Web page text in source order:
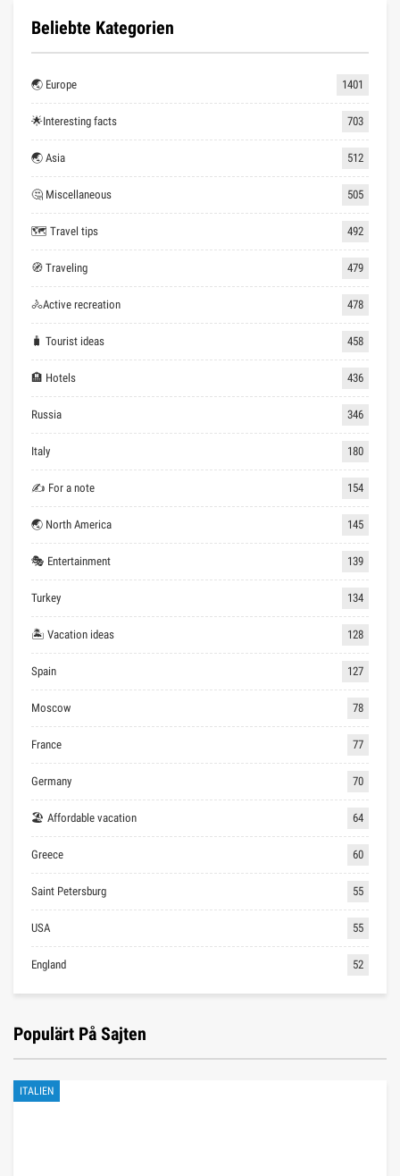
Beliebte Kategorien
🌏 Europe 1401
🌟Interesting facts 703
🌏 Asia 512
🤔 Miscellaneous 505
🗺 Travel tips 492
🧭 Traveling 479
🚴Active recreation 478
🧳 Tourist ideas 458
🏨 Hotels 436
Russia 346
Italy 180
✍ For a note 154
🌏 North America 145
🎭 Entertainment 139
Turkey 134
🏝 Vacation ideas 128
Spain 127
Moscow 78
France 77
Germany 70
🏖 Affordable vacation 64
Greece 60
Saint Petersburg 55
USA 55
England 52
Populärt På Sajten
ITALIEN